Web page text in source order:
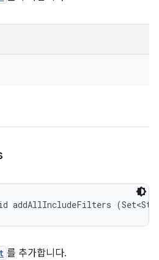
addAllIncludeFilters
를 추가합니다.